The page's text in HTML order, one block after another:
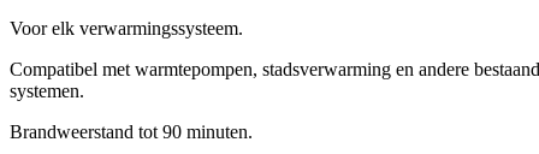
Voor elk verwarmingssysteem.
Compatibel met warmtepompen, stadsverwarming en andere
systemen.
Brandweerstand tot 90 minuten.